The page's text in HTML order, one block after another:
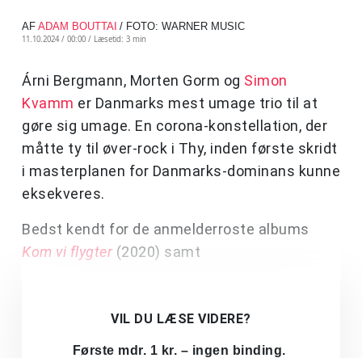
AF ADAM BOUTTAI / FOTO: WARNER MUSIC
11.10.2024 / 00:00 / Læsetid: 3 min
Árni Bergmann, Morten Gorm og Simon
Kvamm er Danmarks mest umage trio til at
gøre sig umage. En corona-konstellation, der
måtte ty til øver-rock i Thy, inden første skridt
i masterplanen for Danmarks-dominans kunne
eksekveres.
Bedst kendt for de anmelderroste albums
Kom vi flygter(2020) samt
VIL DU LÆSE VIDERE?
Første mdr. 1 kr. – ingen binding.